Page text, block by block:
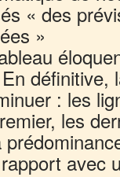
« des
»
définitive,
: les
les
avec